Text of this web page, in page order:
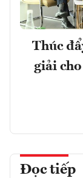
Thúc
giải
Đọc tiếp